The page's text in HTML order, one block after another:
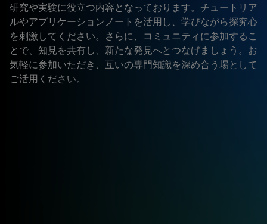
研究や実験に役立つ内容となっております。チュートリア
ルやアプリケーションノートを活用し、学びながら探究心
を刺激してください。さらに、コミュニティに参加するこ
とで、知見を共有し、新たな発見へとつなげましょう。お
気軽に参加いただき、互いの専門知識を深め合う場として
ご活用ください。